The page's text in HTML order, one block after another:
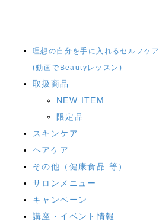
理想の自分を手に入れるセルフケア
(動画でBeautyレッスン)
取扱商品
NEW ITEM
限定品
スキンケア
ヘアケア
その他（健康食品 等）
サロンメニュー
キャンペーン
講座・イベント情報